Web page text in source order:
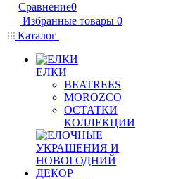
Сравнение0
Избранные товары 0
Каталог
ЕЛКИ
BEATREES
MOROZCO
ОСТАТКИ
КОЛЛЕКЦИИ